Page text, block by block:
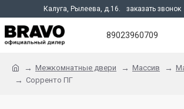
Калуга, Рылеева, д.16. заказать звонок
89023960709
Межкомнатные двери Массив
Сорренто ПГ